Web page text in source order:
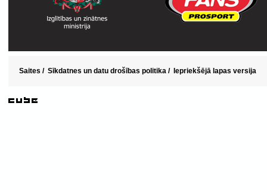
Saites / Sīkdatnes un datu drošības politika / Iepriekšējā lapas versija